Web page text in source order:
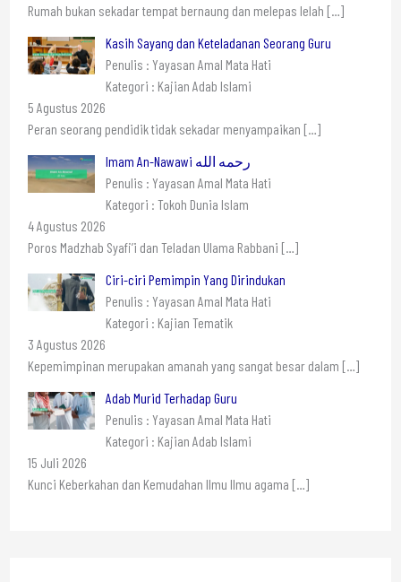
Rumah bukan sekadar tempat bernaung dan melepas lelah […]
Kasih Sayang dan Keteladanan Seorang Guru
Penulis : Yayasan Amal Mata Hati
Kategori : Kajian Adab Islami
5 Agustus 2026
Peran seorang pendidik tidak sekadar menyampaikan […]
Imam An-Nawawi رحمه الله
Penulis : Yayasan Amal Mata Hati
Kategori : Tokoh Dunia Islam
4 Agustus 2026
Poros Madzhab Syafi’i dan Teladan Ulama Rabbani […]
Ciri-ciri Pemimpin Yang Dirindukan
Penulis : Yayasan Amal Mata Hati
Kategori : Kajian Tematik
3 Agustus 2026
Kepemimpinan merupakan amanah yang sangat besar dalam […]
Adab Murid Terhadap Guru
Penulis : Yayasan Amal Mata Hati
Kategori : Kajian Adab Islami
15 Juli 2026
Kunci Keberkahan dan Kemudahan Ilmu Ilmu agama […]